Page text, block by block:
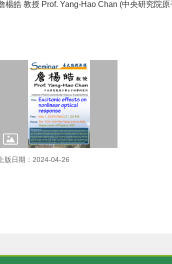
楊皓 教授 Prof. Yang-Hao Chan (中央研究院
上版日期：2024-04-26